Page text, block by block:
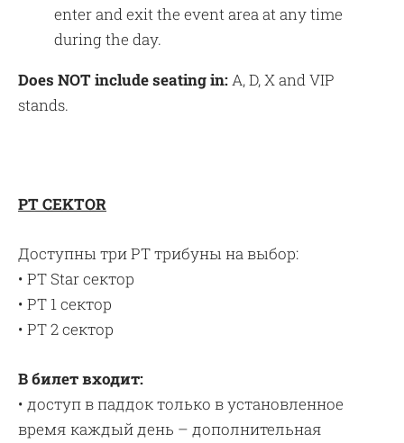
enter and exit the event area at any time
during the day.
Does NOT include seating in:A, D, X and VIP
stands.
PT CEKTOR
Доступны три PT трибуны на выбор:
• PT Star сектор
• PT 1 сектор
• PT 2 сектор
В билет входит:
• доступ в паддок только в установленное
время каждый день – дополнительная